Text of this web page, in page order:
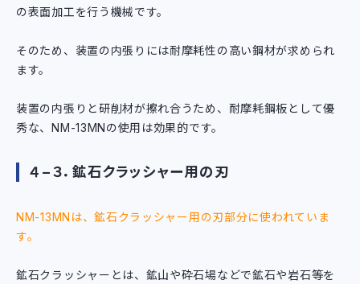
の表面加工を行う機械です。
そのため、装置の内張りには耐摩耗性の高い鋼材が求められ
ます。
装置の内張りと研削材が擦れ合うため、耐摩耗鋼板として優
秀な、NM-13MNの使用は効果的です。
４−３．鉱石クラッシャー用の刃
NM-13MNは、鉱石クラッシャー用の刃部分に使われていま
す。
鉱石クラッシャーとは、鉱山や砕石場などで鉱石や岩石等を